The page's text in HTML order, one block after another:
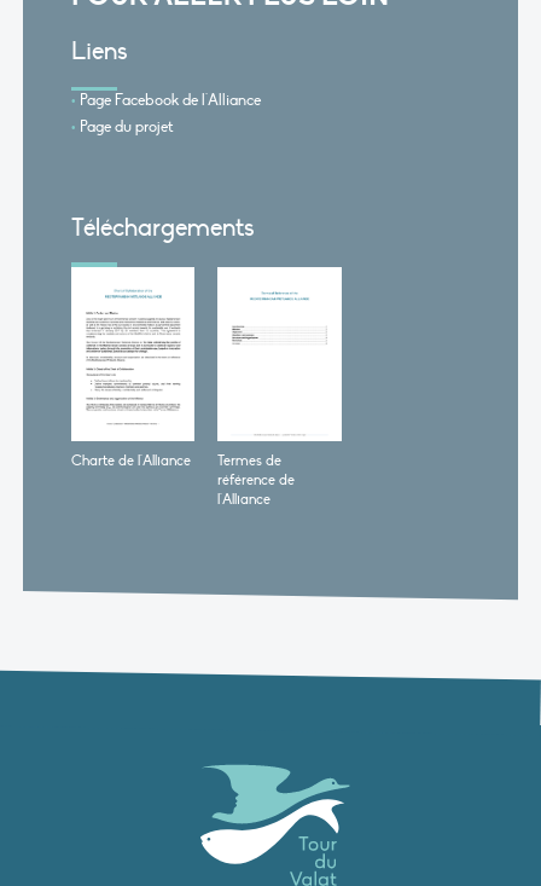
Liens
Page Facebook de l'Alliance
Page du projet
Téléchargements
Charte de l'Alliance
Termes de
référence de
l'Alliance